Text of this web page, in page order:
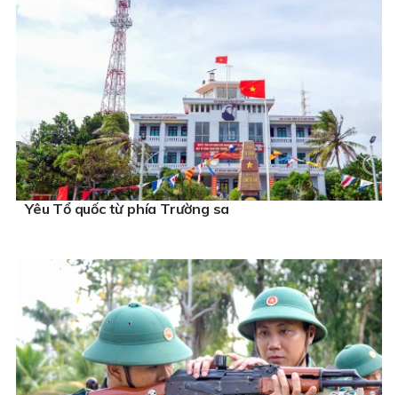
Yêu Tổ quốc từ phía Trường sa